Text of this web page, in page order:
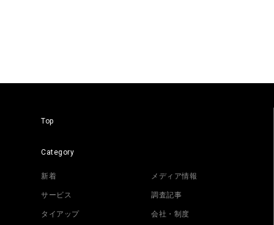
Top
Category
新着 メディア情報
サービス 調査記事
タイアップ 会社・制度